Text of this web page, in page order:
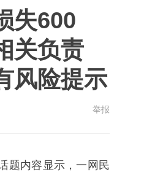
失600
关负责
风险提示
举报
题内容显示，一网民